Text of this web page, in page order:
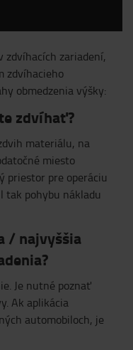
zdvíhacích zariadení,
zdvíhacieho
obmedzenia výšky:
zdvíhať?
materiálu, na
miesto
priestor pre operáciu
tak pohybu nákladu
/ najvyššia
Je nutné poznať
Ak aplikácia
automobiloch, je